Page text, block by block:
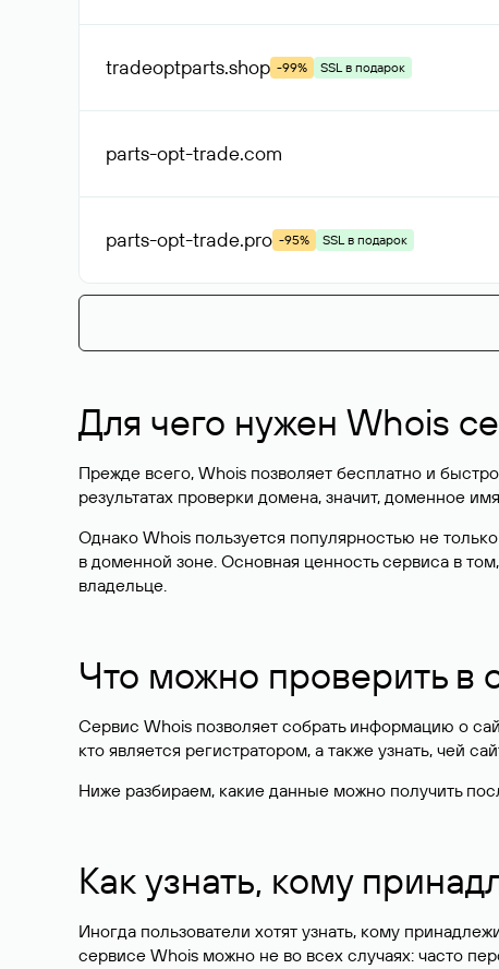
tradeoptparts.shop -99% SSL в подарок
parts-opt-trade.com
parts-opt-trade.pro -95% SSL в подарок
Для чего нужен Whois
Прежде всего, Whois позволяет бесплатно и
результатах проверки домена, значит, доменное
Однако Whois пользуется популярностью не
в доменной зоне. Основная ценность сервиса в
владельце.
Что можно проверить в
Сервис Whois позволяет собрать информацию о
кто является регистратором, а также узнать, чей
Ниже разбираем, какие данные можно получить
Как узнать, кому
Иногда пользователи хотят узнать, кому
сервисе Whois можно не во всех случаях: часто